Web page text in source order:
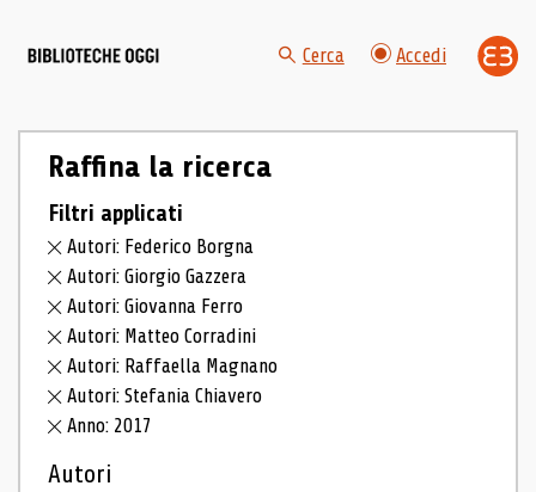
Cerca Accedi
Raffina la ricerca
Filtri applicati
Autori: Federico Borgna
Autori: Giorgio Gazzera
Autori: Giovanna Ferro
Autori: Matteo Corradini
Autori: Raffaella Magnano
Autori: Stefania Chiavero
Anno: 2017
Autori